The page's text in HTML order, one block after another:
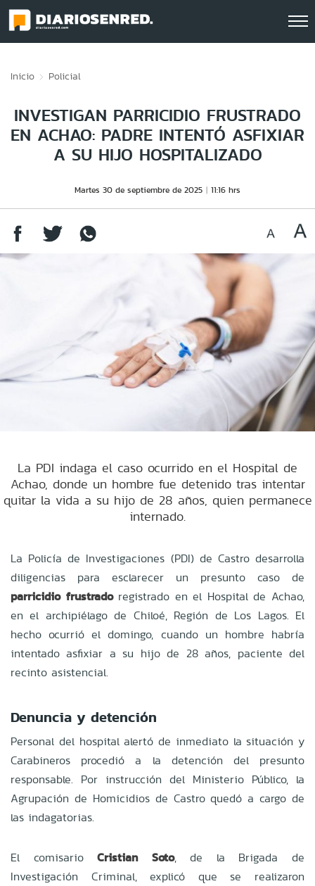
Inicio Policial
INVESTIGAN PARRICIDIO FRUSTRADO
EN ACHAO: PADRE INTENTÓ ASFIXIAR
A SU HIJO HOSPITALIZADO
Martes 30 de septiembre de 2025 11:16 hrs
La PDI indaga el caso ocurrido en el Hospital de
Achao, donde un hombre fue detenido tras intentar
quitar la vida a su hijo de 28 años, quien permanece
internado.
La Policía de Investigaciones (PDI) de Castro desarrolla
diligencias para esclarecer un presunto caso de
parricidio frustradoregistrado en el Hospital de Achao,
en el archipiélago de Chiloé, Región de Los Lagos. El
hecho ocurrió el domingo, cuando un hombre habría
intentado asfixiar a su hijo de 28 años, paciente del
recinto asistencial.
Denuncia y detención
Personal del hospital alertó de inmediato la situación y
Carabineros procedió a la detención del presunto
responsable. Por instrucción del Ministerio Público, la
Agrupación de Homicidios de Castro quedó a cargo de
las indagatorias.
El comisarioCristian Soto, de la Brigada de
Investigación Criminal, explicó que se realizaron